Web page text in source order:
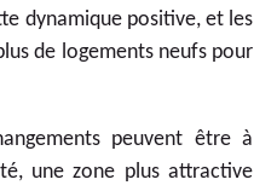
dynamique positive, et les
de logements neufs pour
peuvent être à
une zone plus attractive